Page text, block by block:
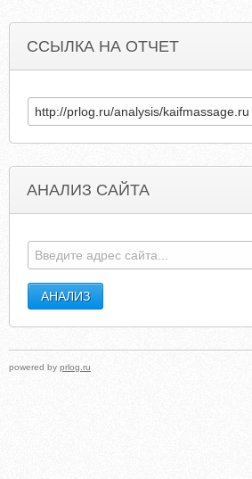
ССЫЛКА НА ОТЧЕТ
АНАЛИЗ САЙТА
powered by prlog.ru